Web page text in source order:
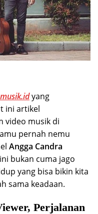
yang
ini artikel
video musik di
pernah nemu
Angga Candra
bukan cuma jago
yang bisa bikin kita
sama keadaan.
Perjalanan